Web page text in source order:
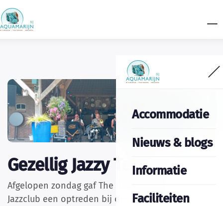
Accommodatie
Nieuws & blogs
Informatie
Faciliteiten
Gezellig Jazzy Terras
Afgelopen zondag gaf The Blue Goose Revival
Jazzclub een optreden bij ons op het terras. Het